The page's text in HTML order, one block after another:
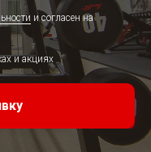
и согласен на
и акциях